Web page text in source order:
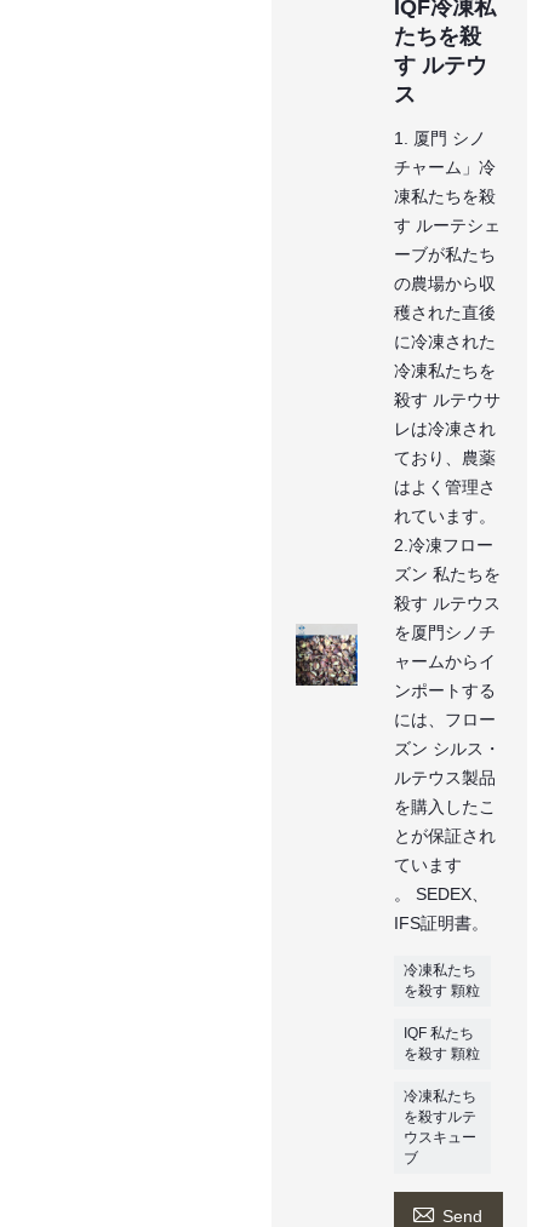
IQF冷凍私
たちを殺
す ルテウ
ス
1. 厦門 シノ
チャーム」冷
凍私たちを殺
す ルーテシェ
ーブが私たち
の農場から収
穫された直後
に冷凍された
冷凍私たちを
殺す ルテウサ
レは冷凍され
ており、農薬
はよく管理さ
れています。
2.冷凍フロー
ズン 私たちを
殺す ルテウス
を厦門シノチ
ャームからイ
ンポートする
には、フロー
ズン シルス・
ルテウス製品
を購入したこ
とが保証され
ています
。 SEDEX、
IFS証明書。
冷凍私たち
を殺す 顆粒
IQF 私たち
を殺す 顆粒
冷凍私たち
を殺すルテ
ウスキュー
ブ
 Send